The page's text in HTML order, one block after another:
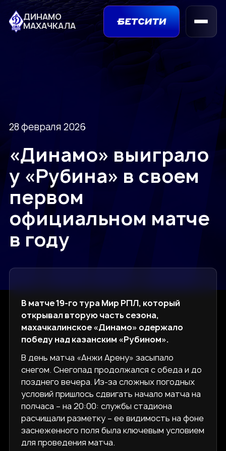
ДИНАМО
МАХАЧКАЛА
28 февраля 2026
«Динамо» выиграло
у «Рубина» в своем
первом
официальном матче
в году
В матче 19-го тура Мир РПЛ, который
открывал вторую часть сезона,
махачкалинское «Динамо» одержало
победу над казанским «Рубином».
В день матча «Анжи Арену» засыпало
снегом. Снегопад продолжался с обеда и до
позднего вечера. Из-за сложных погодных
условий пришлось сдвигать начало матча на
полчаса – на 20:00: службы стадиона
расчищали разметку – ее видимость на фоне
заснеженного поля была ключевым условием
для проведения матча.